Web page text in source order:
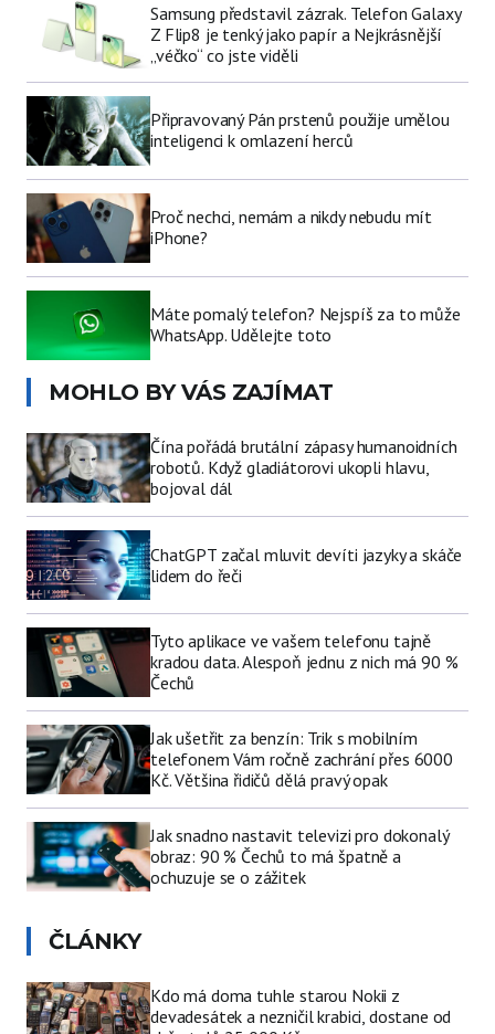
Samsung představil zázrak. Telefon Galaxy
Z Flip8 je tenký jako papír a Nejkrásnější
„véčko“ co jste viděli
Připravovaný Pán prstenů použije umělou
inteligenci k omlazení herců
Proč nechci, nemám a nikdy nebudu mít
iPhone?
Máte pomalý telefon? Nejspíš za to může
WhatsApp. Udělejte toto
MOHLO BY VÁS ZAJÍMAT
Čína pořádá brutální zápasy humanoidních
robotů. Když gladiátorovi ukopli hlavu,
bojoval dál
ChatGPT začal mluvit devíti jazyky a skáče
lidem do řeči
Tyto aplikace ve vašem telefonu tajně
kradou data. Alespoň jednu z nich má 90 %
Čechů
Jak ušetřit za benzín: Trik s mobilním
telefonem Vám ročně zachrání přes 6000
Kč. Většina řidičů dělá pravý opak
Jak snadno nastavit televizi pro dokonalý
obraz: 90 % Čechů to má špatně a
ochuzuje se o zážitek
ČLÁNKY
Kdo má doma tuhle starou Nokii z
devadesátek a nezničil krabici, dostane od